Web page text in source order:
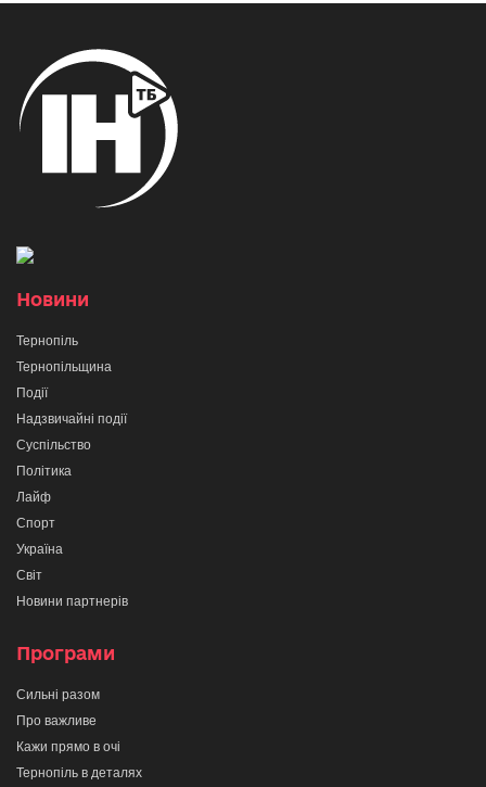
Новини
Тернопіль
Тернопільщина
Події
Надзвичайні події
Суспільство
Політика
Лайф
Спорт
Україна
Світ
Новини партнерів
Програми
Сильні разом
Про важливе
Кажи прямо в очі
Тернопіль в деталях